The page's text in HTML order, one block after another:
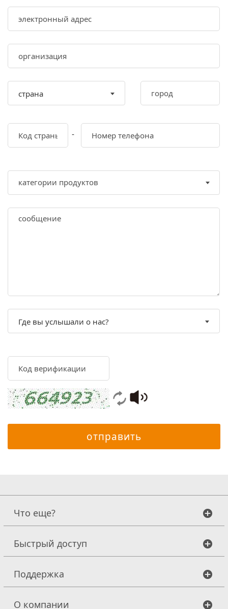
страна
-
Где вы услышали о нас?
отправить
Что еще?
Быстрый доступ
Поддержка
О компании